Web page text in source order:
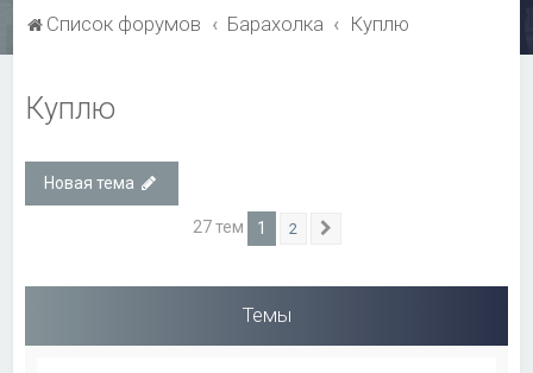
Список форумов Барахолка Куплю
Куплю
Новая тема
27 тем 1 2
Темы